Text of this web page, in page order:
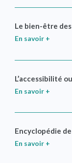
Le bien-être
En savoir +
L’accessibilité
En savoir +
Encyclopédie
En savoir +